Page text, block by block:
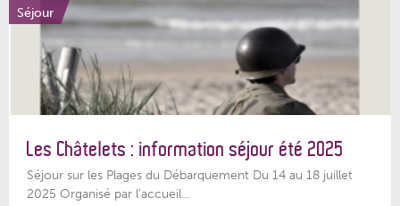
Séjour
Les Châtelets : information séjour été 2025
Séjour sur les Plages du Débarquement Du 14 au 18 juillet
2025 Organisé par l’accueil...